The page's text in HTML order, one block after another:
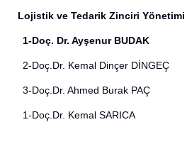
Lojistik ve Tedarik Zinciri
1-Doç. Dr. Ayşenur BUDAK
2-Doç.Dr. Kemal Dinçer DİNGEÇ
3-Doç.Dr. Ahmed Burak PAÇ
1-Doç.Dr. Kemal SARICA